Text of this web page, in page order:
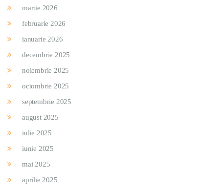
martie 2026
februarie 2026
ianuarie 2026
decembrie 2025
noiembrie 2025
octombrie 2025
septembrie 2025
august 2025
iulie 2025
iunie 2025
mai 2025
aprilie 2025